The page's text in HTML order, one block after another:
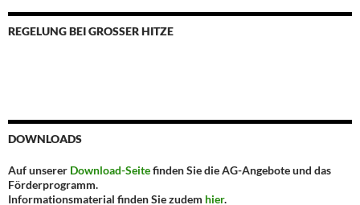
REGELUNG BEI GROSSER HITZE
DOWNLOADS
Auf unserer Download-Seitefinden Sie die AG-Angebote und das
Förderprogramm.
Informationsmaterial finden Sie zudem hier.